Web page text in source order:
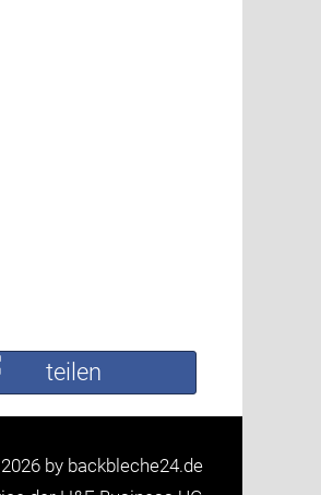
teilen
by backbleche24.de